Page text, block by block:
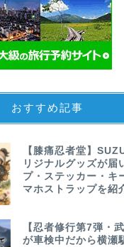
おすすめ記事
【膝痛忍者堂】
リジナルグッズが届
プ・ステッカー・キ
マホストラップを紹
【忍者修行第7弾・
が車検中だから横瀬